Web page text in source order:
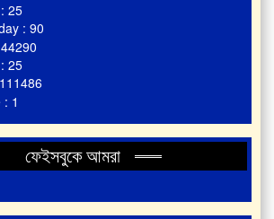
25
: 90
25
1
ফেইসবুকে আমরা